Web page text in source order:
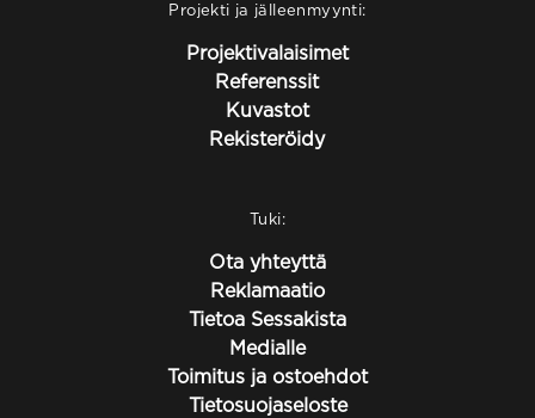
Projekti ja jälleenmyynti:
Projektivalaisimet
Referenssit
Kuvastot
Rekisteröidy
Tuki:
Ota yhteyttä
Reklamaatio
Tietoa Sessakista
Medialle
Toimitus ja ostoehdot
Tietosuojaseloste